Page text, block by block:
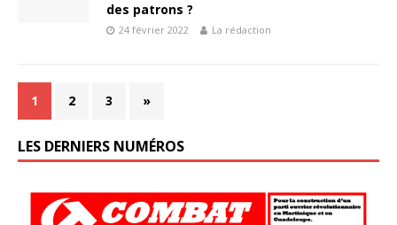
des patrons ?
24 février 2022 La rédaction
1 2 3 »
LES DERNIERS NUMÉROS